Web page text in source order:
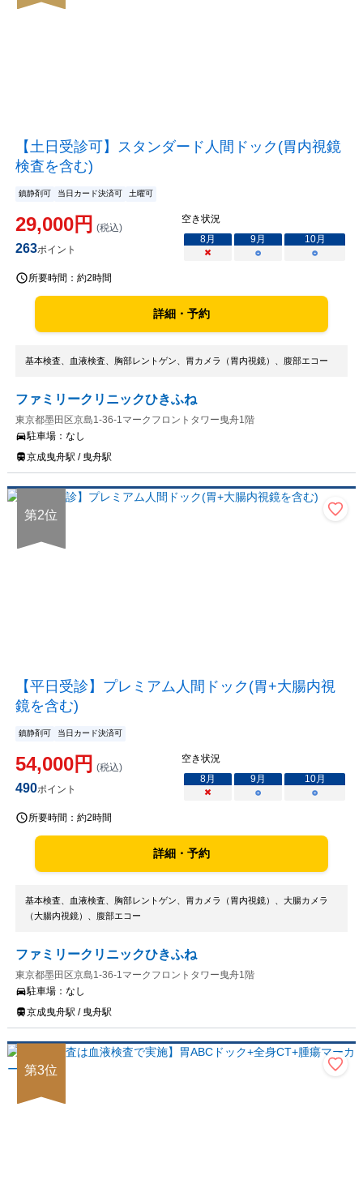
【土日受診可】スタンダード人間ドック(胃内視鏡
検査を含む)
鎮静剤可 当日カード決済可 土曜可
29,000円 (税込)
263ポイント
空き状況
8月 9月 10月
×
○ ○
所要時間： 約2時間
詳細・予約
基本検査、血液検査、胸部レントゲン、胃カメラ（胃内視鏡）、腹部エコー
ファミリークリニックひきふね
東京都墨田区京島1-36-1マークフロントタワー曳舟1階
駐車場： なし
京成曳舟駅 / 曳舟駅
第2位
【平日受診】プレミアム人間ドック(胃+大腸内視
鏡を含む)
鎮静剤可 当日カード決済可
54,000円 (税込)
490ポイント
空き状況
8月 9月 10月
×
○ ○
所要時間： 約2時間
詳細・予約
基本検査、血液検査、胸部レントゲン、胃カメラ（胃内視鏡）、大腸カメラ
（大腸内視鏡）、腹部エコー
ファミリークリニックひきふね
東京都墨田区京島1-36-1マークフロントタワー曳舟1階
駐車場： なし
京成曳舟駅 / 曳舟駅
第3位